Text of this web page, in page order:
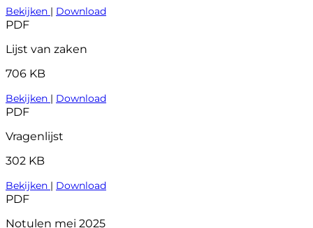
Bekijken | Download
PDF
Lijst van zaken
706 KB
Bekijken | Download
PDF
Vragenlijst
302 KB
Bekijken | Download
PDF
Notulen mei 2025